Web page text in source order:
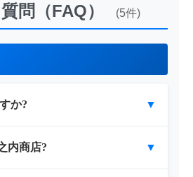
問（FAQ） (5件)
か? ▼
内商店? ▼